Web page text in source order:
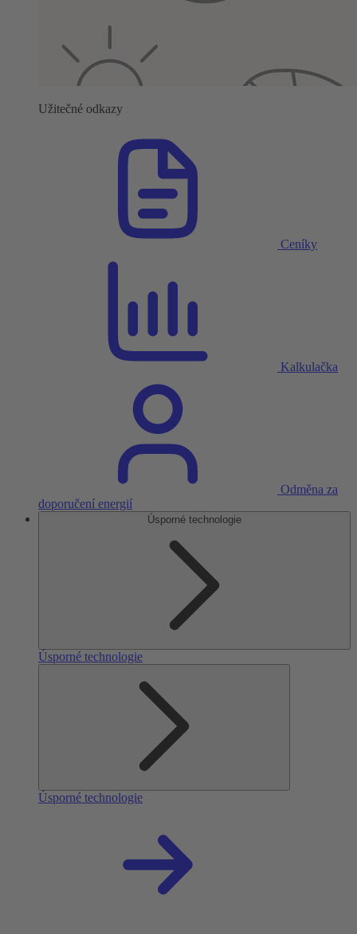
Užitečné odkazy
Ceníky
Kalkulačka
Odměna za
doporučení energií
Úsporné technologie
Úsporné technologie
Úsporné technologie